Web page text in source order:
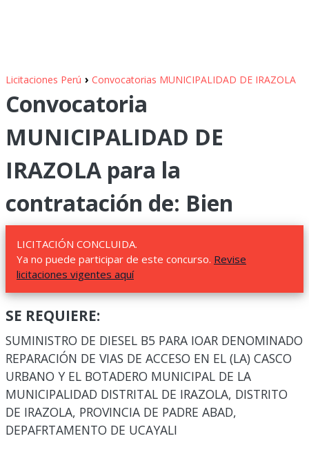
Licitaciones Perú › Convocatorias MUNICIPALIDAD DE IRAZOLA
Convocatoria
MUNICIPALIDAD DE
IRAZOLA para la
contratación de: Bien
LICITACIÓN CONCLUIDA.
Ya no puede participar de este concurso. Revise
licitaciones vigentes aquí
SE REQUIERE:
SUMINISTRO DE DIESEL B5 PARA IOAR DENOMINADO
REPARACIÓN DE VIAS DE ACCESO EN EL (LA) CASCO
URBANO Y EL BOTADERO MUNICIPAL DE LA
MUNICIPALIDAD DISTRITAL DE IRAZOLA, DISTRITO
DE IRAZOLA, PROVINCIA DE PADRE ABAD,
DEPAFRTAMENTO DE UCAYALI